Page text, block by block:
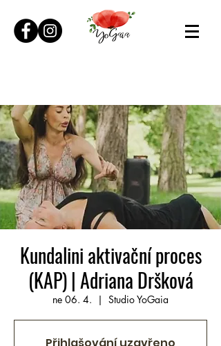
Kundalini aktivační proces
(KAP) | Adriana Dršková
ne 06. 4.
  |
Studio YoGaia